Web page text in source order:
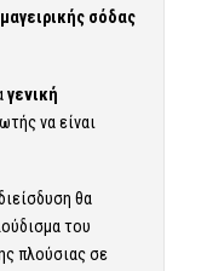
σόδας
γενική
να είναι
θα
του
πλούσιας σε